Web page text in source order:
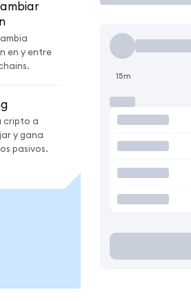
en y entre
cripto a
y gana
pasivos.
15m